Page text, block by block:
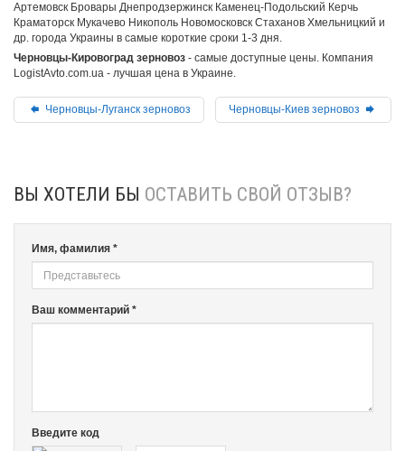
Артемовск Бровары Днепродзержинск Каменец-Подольский Керчь
Краматорск Мукачево Никополь Новомосковск Стаханов Хмельницкий и
др. города Украины в самые короткие сроки 1-3 дня.
Черновцы-Кировоград зерновоз - самые доступные цены. Компания
LogistAvto.com.ua - лучшая цена в Украине.
Черновцы-Луганск зерновоз Черновцы-Киев зерновоз
ВЫ ХОТЕЛИ БЫ ОСТАВИТЬ СВОЙ ОТЗЫВ?
Имя, фамилия *
Ваш комментарий *
Введите код